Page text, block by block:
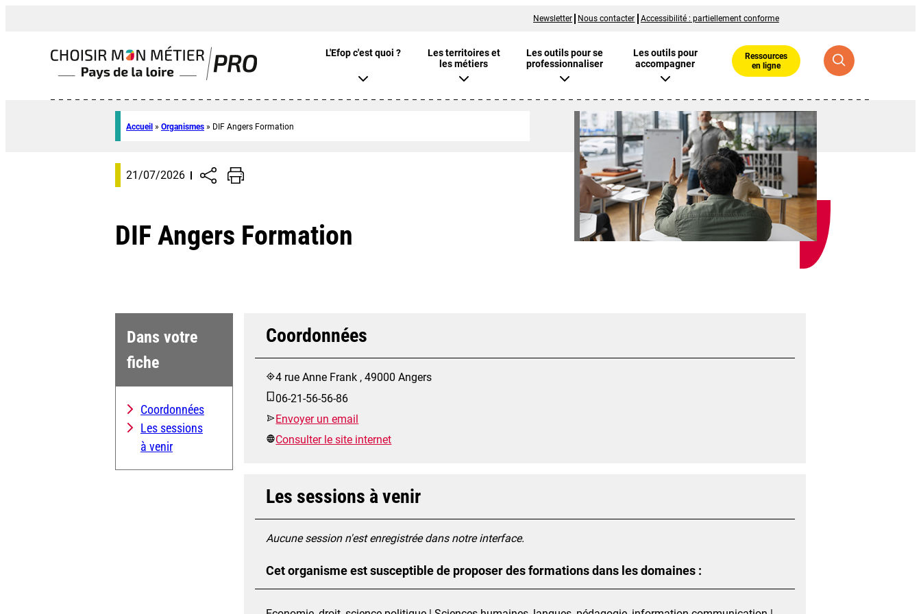
Newsletter Nous contacter Accessibilité : partiellement conforme
L'Efop c'est quoi ?
Les territoires et
les métiers
Les outils pour se
professionnaliser
Les outils pour
accompagner
Ressources
en ligne
Accueil » Organismes » DIF Angers Formation
21/07/2026
DIF Angers Formation
Dans votre
fiche
Coordonnées
Les sessions
à venir
Coordonnées
4 rue Anne Frank , 49000 Angers
06-21-56-56-86
Envoyer un email
Consulter le site internet
Les sessions à venir
Aucune session n'est enregistrée dans notre interface.
Cet organisme est susceptible de proposer des formations dans les domaines :